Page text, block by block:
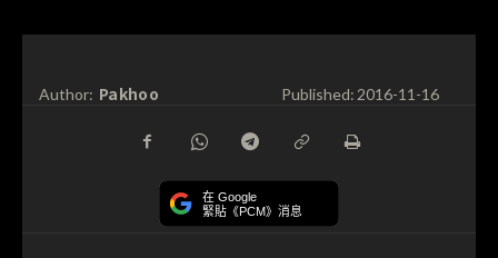
Author: Pakhoo Published:2016-11-16
在 Google
緊貼《PCM》消息